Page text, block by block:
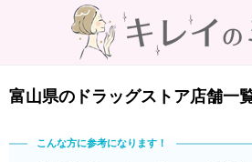
富山県のドラッグストア店舗一